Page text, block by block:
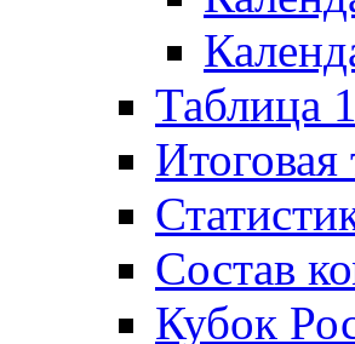
Таблица
Итоговая
Состав
Кубок